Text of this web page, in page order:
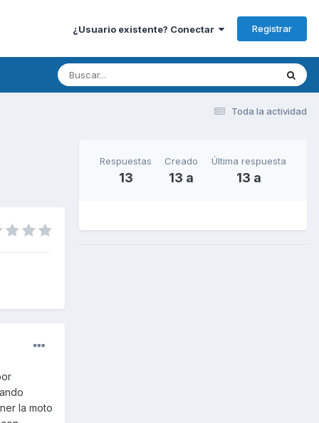
¿Usuario existente? Conectar Registrar
Toda la actividad
la moto
Respuestas
13
Creado
13 a
Última respuesta
13 a